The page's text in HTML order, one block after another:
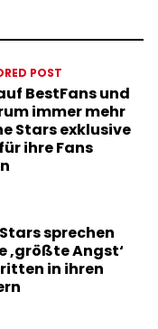
POST
BestFans und
immer mehr
Stars exklusive
ihre Fans
sprechen
‚größte Angst‘
in ihren